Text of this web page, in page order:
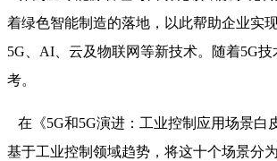
着绿色智能制造的落地，以此帮助企业实
5G、AI、云及物联网等新技术。随着5G
考。
在《5G和5G演进：工业控制应用场景白
基于工业控制领域趋势，将这十个场景分